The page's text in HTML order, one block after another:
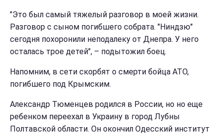
"Это был самый тяжелый разговор в моей жизни.
Разговор с сыном погибшего собрата. "Ниндзю"
сегодня похоронили неподалеку от Днепра. У него
осталась трое детей", – подытожил боец.
Напомним, в сети скорбят о смерти бойца АТО,
погибшего под Крымским.
Александр Тюменцев родился в России, но но еще
ребенком переехал в Украину в город Лубны
Полтавской области. Он окончил Одесский институт